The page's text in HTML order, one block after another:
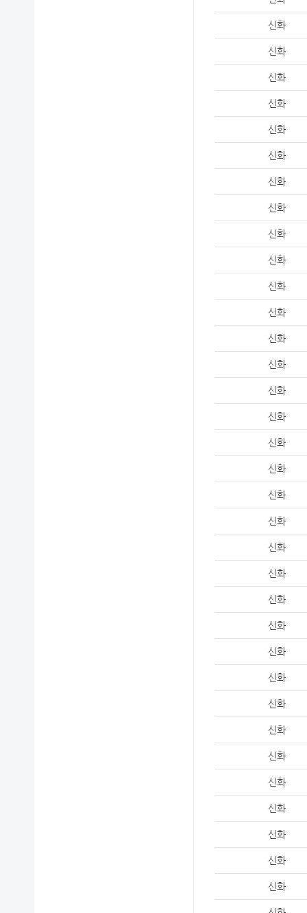
신화
신화
신화
신화
신화
신화
신화
신화
신화
신화
신화
신화
신화
신화
신화
신화
신화
신화
신화
신화
신화
신화
신화
신화
신화
신화
신화
신화
신화
신화
신화
신화
신화
신화